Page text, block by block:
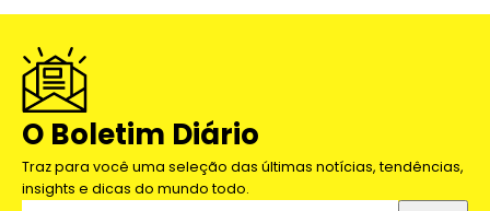
O Boletim Diário
Traz para você uma seleção das últimas notícias, tendências,
insights e dicas do mundo todo.